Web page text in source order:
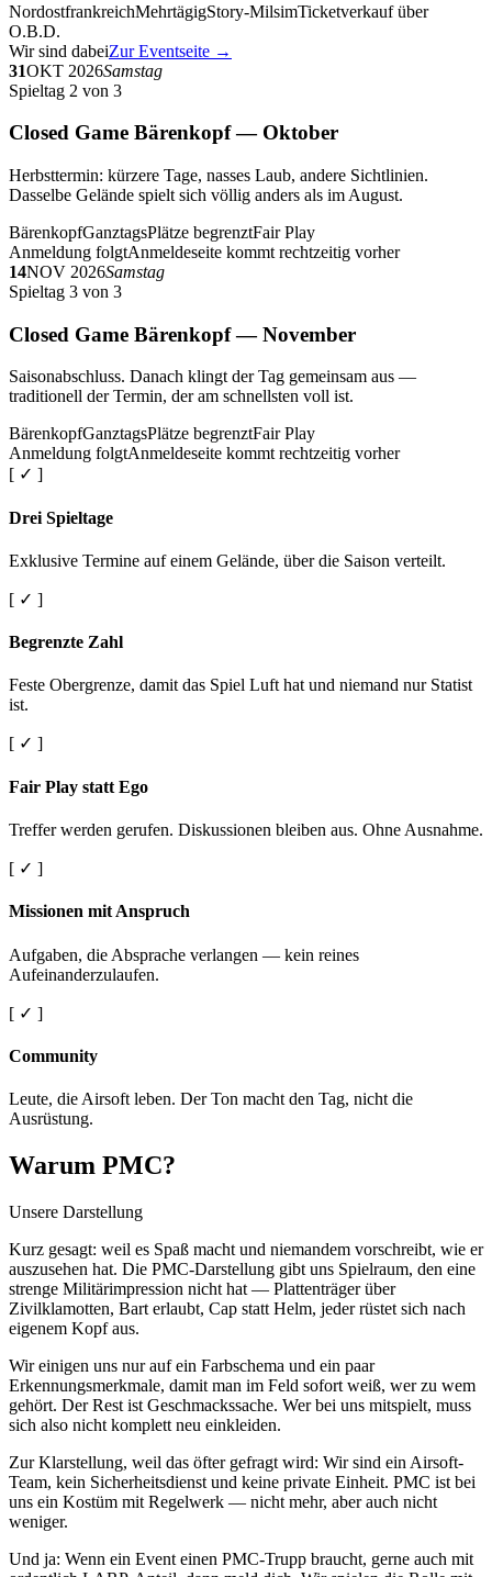
NordostfrankreichMehrtägigStory-MilsimTicketverkauf über
O.B.D.
Wir sind dabeiZur Eventseite →
31OKT 2026Samstag
Spieltag 2 von 3
Closed Game Bärenkopf — Oktober
Herbsttermin: kürzere Tage, nasses Laub, andere Sichtlinien.
Dasselbe Gelände spielt sich völlig anders als im August.
BärenkopfGanztagsPlätze begrenztFair Play
Anmeldung folgtAnmeldeseite kommt rechtzeitig vorher
14NOV 2026Samstag
Spieltag 3 von 3
Closed Game Bärenkopf — November
Saisonabschluss. Danach klingt der Tag gemeinsam aus —
traditionell der Termin, der am schnellsten voll ist.
BärenkopfGanztagsPlätze begrenztFair Play
Anmeldung folgtAnmeldeseite kommt rechtzeitig vorher
[ ✓ ]
Drei Spieltage
Exklusive Termine auf einem Gelände, über die Saison verteilt.
[ ✓ ]
Begrenzte Zahl
Feste Obergrenze, damit das Spiel Luft hat und niemand nur Statist
ist.
[ ✓ ]
Fair Play statt Ego
Treffer werden gerufen. Diskussionen bleiben aus. Ohne Ausnahme.
[ ✓ ]
Missionen mit Anspruch
Aufgaben, die Absprache verlangen — kein reines
Aufeinanderzulaufen.
[ ✓ ]
Community
Leute, die Airsoft leben. Der Ton macht den Tag, nicht die
Ausrüstung.
Warum PMC?
Unsere Darstellung
Kurz gesagt: weil es Spaß macht und niemandem vorschreibt, wie er
auszusehen hat. Die PMC-Darstellung gibt uns Spielraum, den eine
strenge Militärimpression nicht hat — Plattenträger über
Zivilklamotten, Bart erlaubt, Cap statt Helm, jeder rüstet sich nach
eigenem Kopf aus.
Wir einigen uns nur auf ein Farbschema und ein paar
Erkennungsmerkmale, damit man im Feld sofort weiß, wer zu wem
gehört. Der Rest ist Geschmackssache. Wer bei uns mitspielt, muss
sich also nicht komplett neu einkleiden.
Zur Klarstellung, weil das öfter gefragt wird: Wir sind ein Airsoft-
Team, kein Sicherheitsdienst und keine private Einheit. PMC ist bei
uns ein Kostüm mit Regelwerk — nicht mehr, aber auch nicht
weniger.
Und ja: Wenn ein Event einen PMC-Trupp braucht, gerne auch mit